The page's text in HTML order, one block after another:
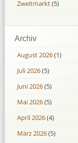
Zweitmarkt(5)
Archiv
August 2026(1)
Juli 2026(5)
Juni 2026(5)
Mai 2026(5)
April 2026(4)
März 2026(5)